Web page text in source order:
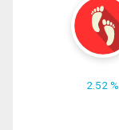
2.52 %